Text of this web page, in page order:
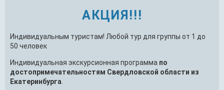
АКЦИЯ!!!
Индивидуальным туристам! Любой тур для группы от 1 до
50 человек
Индивидуальная экскурсионная программа по
достопримечательностям Свердловской области из
Екатеринбурга.